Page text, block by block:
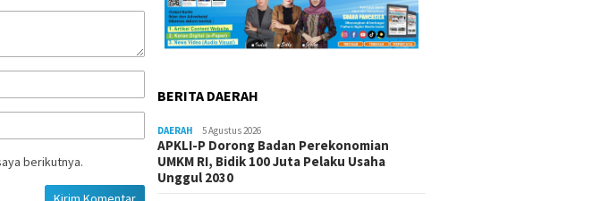
berikutnya.
BERITA DAERAH
DAERAH 5 Agustus 2026
APKLI-P Dorong Badan Perekonomian
UMKM RI, Bidik 100 Juta Pelaku Usaha
Unggul 2030